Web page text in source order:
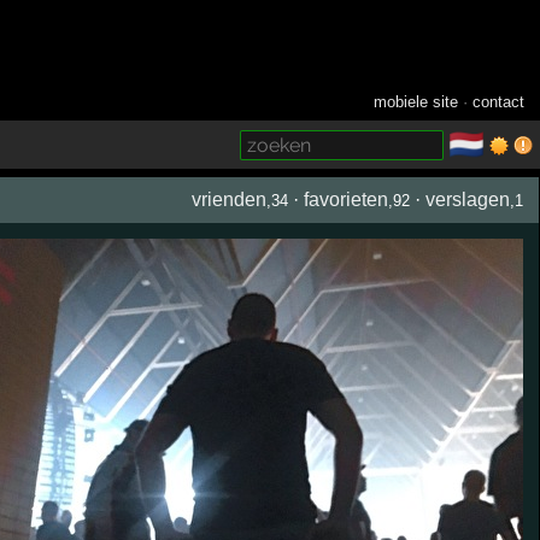
mobiele site ·contact
🇳🇱
vrienden ,34 ·favorieten ,92 ·verslagen ,1